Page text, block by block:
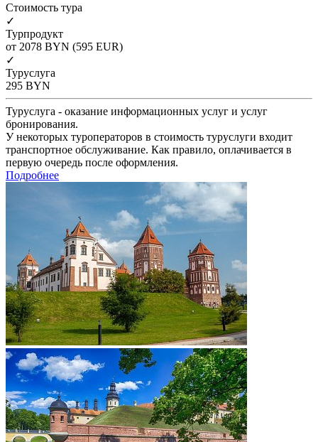
Cтоимость тура
✓
Турпродукт
от 2078 BYN (595 EUR)
✓
Туруслуга
295 BYN
Туруслуга - оказание информационных услуг и услуг
бронирования.
У некоторых туроператоров в стоимость туруслуги входит
транспортное обслуживание. Как правило, оплачивается в
первую очередь после оформления.
Подробнее